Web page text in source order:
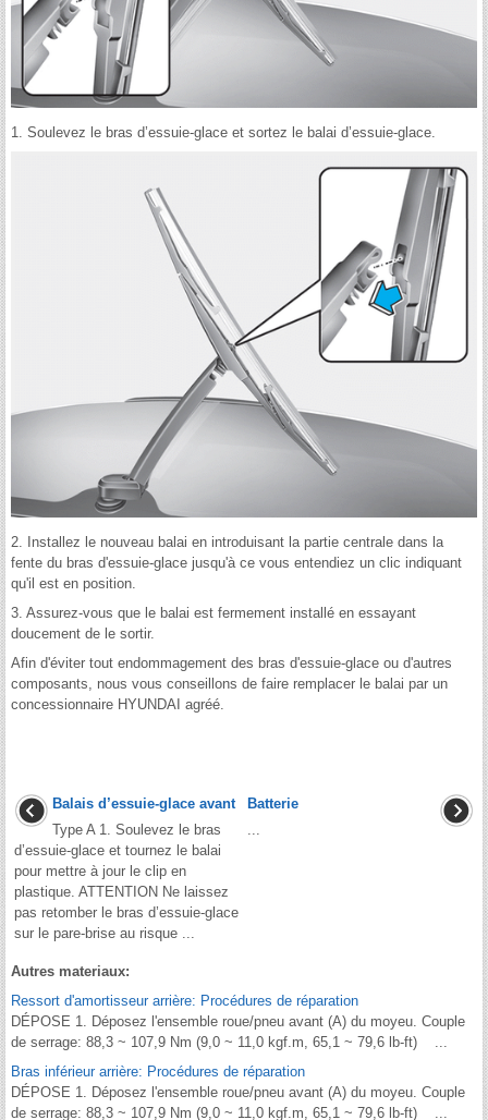
1. Soulevez le bras d’essuie-glace et sortez le balai d’essuie-glace.
2. Installez le nouveau balai en introduisant la partie centrale dans la
fente du bras d'essuie-glace jusqu'à ce vous entendiez un clic indiquant
qu'il est en position.
3. Assurez-vous que le balai est fermement installé en essayant
doucement de le sortir.
Afin d'éviter tout endommagement des bras d'essuie-glace ou d'autres
composants, nous vous conseillons de faire remplacer le balai par un
concessionnaire HYUNDAI agréé.
Balais d’essuie-glace avant
Type A 1. Soulevez le bras
d’essuie-glace et tournez le balai
pour mettre à jour le clip en
plastique. ATTENTION Ne laissez
pas retomber le bras d’essuie-glace
sur le pare-brise au risque ...
Batterie
Autres materiaux:
Ressort d'amortisseur arrière: Procédures de réparation
DÉPOSE 1. Déposez l'ensemble roue/pneu avant (A) du moyeu. Couple
de serrage: 88,3 ~ 107,9 Nm (9,0 ~ 11,0 kgf.m, 65,1 ~ 79,6 lb-ft) ...
Bras inférieur arrière: Procédures de réparation
DÉPOSE 1. Déposez l'ensemble roue/pneu avant (A) du moyeu. Couple
de serrage: 88,3 ~ 107,9 Nm (9,0 ~ 11,0 kgf.m, 65,1 ~ 79,6 lb-ft) ...